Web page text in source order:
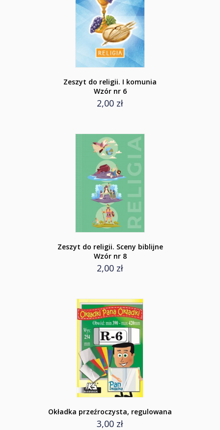
Zeszyt do religii. I komunia
Wzór nr 6
2,00 zł
Zeszyt do religii. Sceny biblijne
Wzór nr 8
2,00 zł
Okładka przeźroczysta, regulowana
3,00 zł